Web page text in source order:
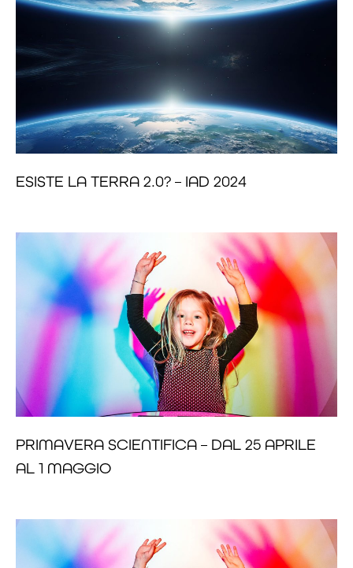
ESISTE LA TERRA 2.0? – IAD 2024
PRIMAVERA SCIENTIFICA – DAL 25 APRILE
AL 1 MAGGIO